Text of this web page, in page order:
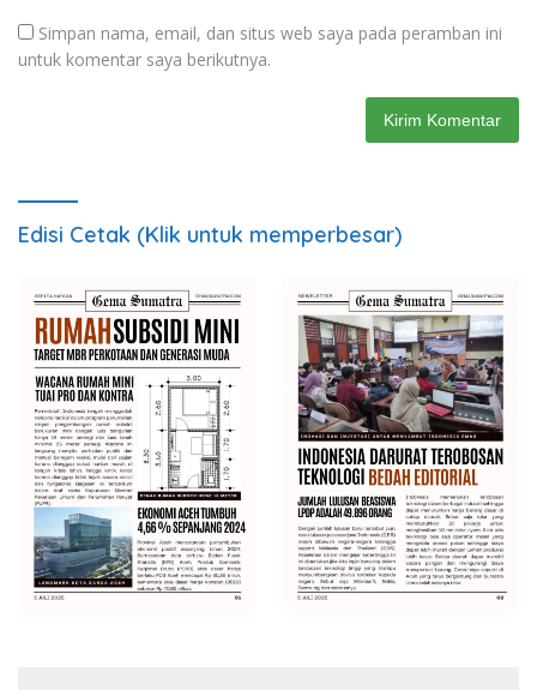
Simpan nama, email, dan situs web saya pada peramban ini
untuk komentar saya berikutnya.
Edisi Cetak (Klik untuk memperbesar)